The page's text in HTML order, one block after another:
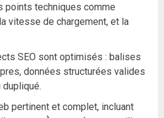
points techniques comme
vitesse de chargement, et la
SEO sont optimisés : balises
données structurées valides
pertinent et complet, incluant